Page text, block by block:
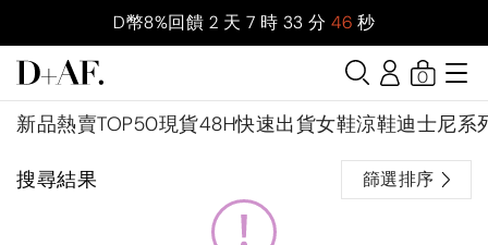
D幣8%回饋 2 天 7 時 33 分 46 秒
新品熱賣TOP50現貨48H快速出貨女鞋涼鞋迪士尼系
0
搜尋結果 篩選排序